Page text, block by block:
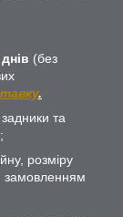
(без
.
та
розміру
замовленням